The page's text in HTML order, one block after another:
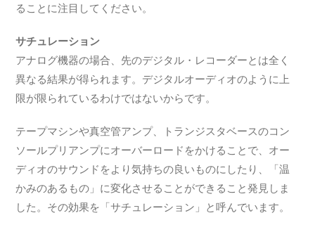
ることに注目してください。
サチュレーション
アナログ機器の場合、先のデジタル・レコーダーとは全く
異なる結果が得られます。デジタルオーディオのように上
限が限られているわけではないからです。
テープマシンや真空管アンプ、トランジスタベースのコン
ソールプリアンプにオーバーロードをかけることで、オー
ディオのサウンドをより気持ちの良いものにしたり、「温
かみのあるもの」に変化させることができること発見しま
した。その効果を「サチュレーション」と呼んでいます。